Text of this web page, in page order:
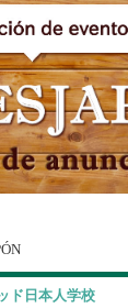
ド日本人学校